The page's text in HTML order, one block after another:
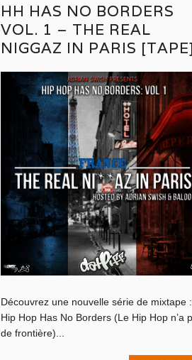
HH HAS NO BORDERS
VOL. 1 – THE REAL
NIGGAZ IN PARIS [TAPE]
Découvrez une nouvelle série de mixtape :
Hip Hop Has No Borders (Le Hip Hop n’a
de frontière)...